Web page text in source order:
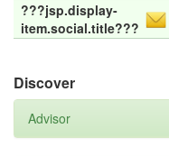
???jsp.display-
item.social.title???
Discover
Advisor